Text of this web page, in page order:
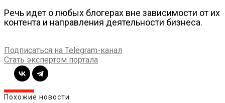
Речь идет о любых блогерах вне зависимости от их
контента и направления деятельности бизнеса.
Подписаться на Telegram-канал
Стать экспертом портала
Похожие новости